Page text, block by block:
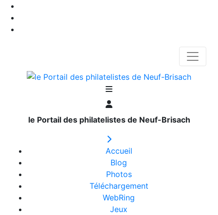
le Portail des philatelistes de Neuf-Brisach
Accueil
Blog
Photos
Téléchargement
WebRing
Jeux